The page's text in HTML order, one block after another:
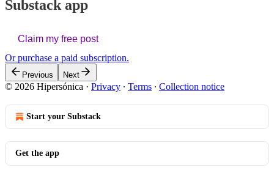
Substack app
Claim my free post
Or purchase a paid subscription.
Previous Next
© 2026 Hipersónica · Privacy ∙ Terms ∙ Collection notice
Start your Substack
Get the app